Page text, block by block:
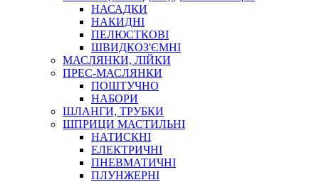
НАСАДКИ
НАКИДНІ
ПЕЛЮСТКОВІ
ШВИДКОЗ'ЄМНІ
МАСЛЯНКИ, ЛІЙКИ
ПРЕС-МАСЛЯНКИ
ПОШТУЧНО
НАБОРИ
ШЛАНГИ, ТРУБКИ
ШПРИЦИ МАСТИЛЬНІ
НАТИСКНІ
ЕЛЕКТРИЧНІ
ПНЕВМАТИЧНІ
ПЛУНЖЕРНІ